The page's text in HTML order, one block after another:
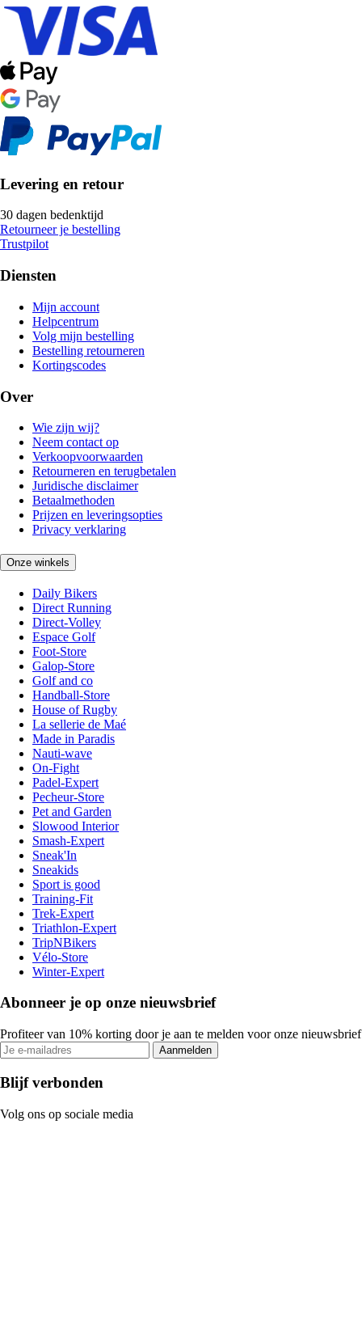
Levering en retour
30 dagen bedenktijd
Retourneer je bestelling
Trustpilot
Diensten
Mijn account
Helpcentrum
Volg mijn bestelling
Bestelling retourneren
Kortingscodes
Over
Wie zijn wij?
Neem contact op
Verkoopvoorwaarden
Retourneren en terugbetalen
Juridische disclaimer
Betaalmethoden
Prijzen en leveringsopties
Privacy verklaring
Onze winkels
Daily Bikers
Direct Running
Direct-Volley
Espace Golf
Foot-Store
Galop-Store
Golf and co
Handball-Store
House of Rugby
La sellerie de Maé
Made in Paradis
Nauti-wave
On-Fight
Padel-Expert
Pecheur-Store
Pet and Garden
Slowood Interior
Smash-Expert
Sneak'In
Sneakids
Sport is good
Training-Fit
Trek-Expert
Triathlon-Expert
TripNBikers
Vélo-Store
Winter-Expert
Abonneer je op onze nieuwsbrief
Profiteer van 10% korting door je aan te melden voor onze nieuwsbrief
Aanmelden
Blijf verbonden
Volg ons op sociale media